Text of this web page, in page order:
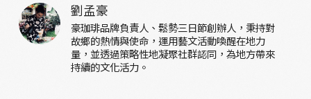
劉孟豪
豪珈琲品牌負責人、鬆勢三日節創辦人，秉持對
故鄉的熱情與使命，運用藝文活動喚醒在地力
量，並透過策略性地凝聚社群認同，為地方帶來
持續的文化活力。